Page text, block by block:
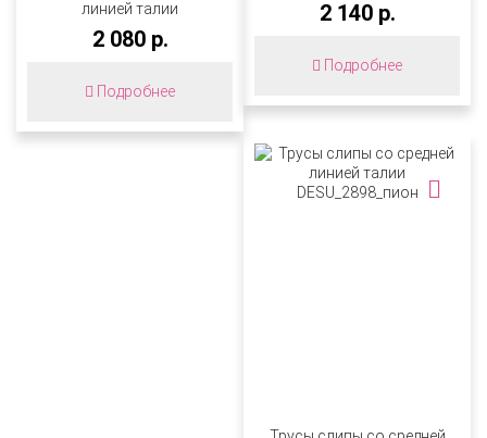
линией талии
DESU_3248_бежевый
2 080 р.
Подробнее
2 140 р.
Подробнее